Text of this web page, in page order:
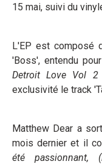
15 mai, suivi du
L'EP est composé
'Boss', entendu
Detroit Love Vol 2
exclusivité le track
Matthew Dear a
mois dernier et il
été passionnant,